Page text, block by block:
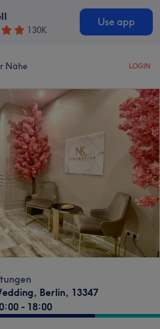
130K
Use app
Nähe LOGIN
, Berlin, 13347
- 18:00